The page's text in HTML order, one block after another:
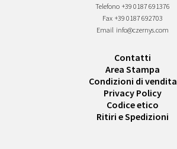
Telefono +39 0187 691376
Fax +39 0187 692703
Email info@czernys.com
Contatti
Area Stampa
Condizioni di vendita
Privacy Policy
Codice etico
Ritiri e Spedizioni